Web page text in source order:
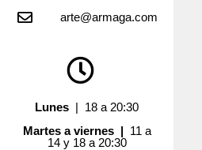
arte@armaga.com
Lunes | 18 a 20:30
Martes a viernes | 11 a
14 y 18 a 20:30